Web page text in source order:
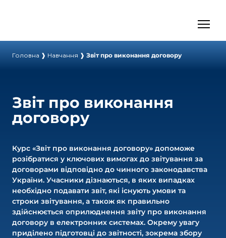
Головна ❱ Навчання ❱ Звіт про виконання договору
Звіт про виконання
договору
Курс «Звіт про виконання договору» допоможе
розібратися у ключових вимогах до звітування за
договорами відповідно до чинного законодавства
України. Учасники дізнаються, в яких випадках
необхідно подавати звіт, які існують умови та
строки звітування, а також як правильно
здійснюється оприлюднення звіту про виконання
договору в електронних системах. Окрему увагу
приділено підготовці до звітності, зокрема збору